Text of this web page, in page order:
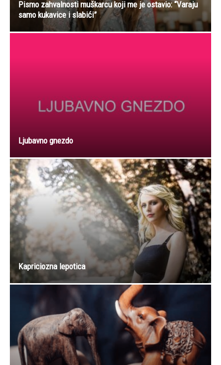
Pismo zahvalnosti muškarcu koji me je ostavio: “Varaju
samo kukavice i slabići”
Ljubavno gnezdo
Kapriciozna lepotica